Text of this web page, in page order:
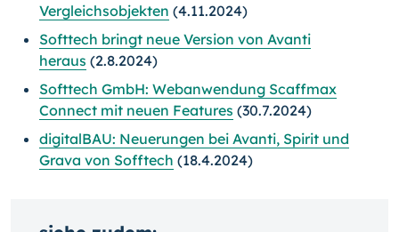
Vergleichsobjekten (4.11.2024)
Softtech bringt neue Version von Avanti
heraus (2.8.2024)
Softtech GmbH: Webanwendung Scaffmax
Connect mit neuen Features (30.7.2024)
digitalBAU: Neuerungen bei Avanti, Spirit und
Grava von Sofftech (18.4.2024)